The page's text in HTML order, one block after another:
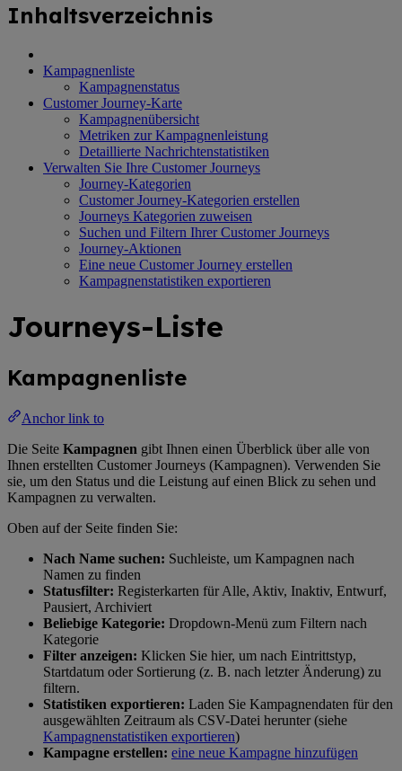
Inhaltsverzeichnis
Kampagnenliste
Kampagnenstatus
Customer Journey-Karte
Kampagnenübersicht
Metriken zur Kampagnenleistung
Detaillierte Nachrichtenstatistiken
Verwalten Sie Ihre Customer Journeys
Journey-Kategorien
Customer Journey-Kategorien erstellen
Journeys Kategorien zuweisen
Suchen und Filtern Ihrer Customer Journeys
Journey-Aktionen
Eine neue Customer Journey erstellen
Kampagnenstatistiken exportieren
Journeys-Liste
Kampagnenliste
Anchor link to
Die Seite Kampagnen gibt Ihnen einen Überblick über alle von
Ihnen erstellten Customer Journeys (Kampagnen). Verwenden Sie
sie, um den Status und die Leistung auf einen Blick zu sehen und
Kampagnen zu verwalten.
Oben auf der Seite finden Sie:
Nach Name suchen: Suchleiste, um Kampagnen nach
Namen zu finden
Statusfilter: Registerkarten für Alle, Aktiv, Inaktiv, Entwurf,
Pausiert, Archiviert
Beliebige Kategorie: Dropdown-Menü zum Filtern nach
Kategorie
Filter anzeigen: Klicken Sie hier, um nach Eintrittstyp,
Startdatum oder Sortierung (z. B. nach letzter Änderung) zu
filtern.
Statistiken exportieren: Laden Sie Kampagnendaten für den
ausgewählten Zeitraum als CSV-Datei herunter (siehe
Kampagnenstatistiken exportieren)
Kampagne erstellen: eine neue Kampagne hinzufügen